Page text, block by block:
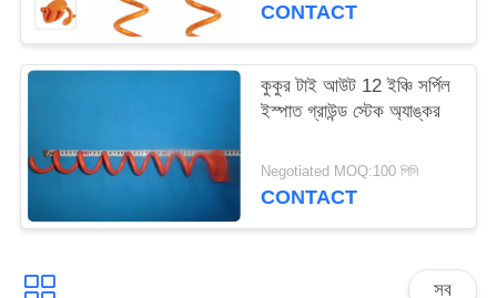
CONTACT
কুকুর টাই আউট 12 ইঞ্চি সর্পিল
ইস্পাত গ্রাউন্ড স্টেক অ্যাঙ্কর
Negotiated MOQ:100 পিসি
CONTACT
সব